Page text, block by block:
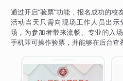
通过开启“验票”功能，报名成功的校
活动当天只需向现场工作人员出示
场，为参加者带来流畅、专业的入
手机即可操作验票，并能够在后台查